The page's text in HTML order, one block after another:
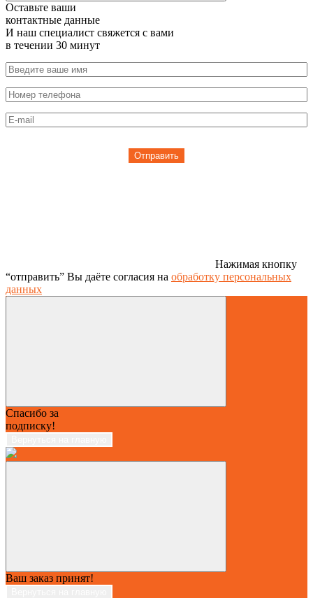
Оставьте ваши
контактные данные
И наш специалист свяжется с вами
в течении 30 минут
Отправить
Нажимая кнопку
“отправить” Вы даёте согласия на обработку персональных
данных
Спасибо за
подписку!
Ваш заказ принят!